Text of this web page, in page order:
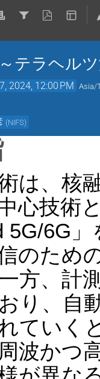
テラヘル
2024, 12:00 PM Asia/
(NIFS)
は、核
心技術
5G/6G
のため
方、計
り、自
ていく
波かつ